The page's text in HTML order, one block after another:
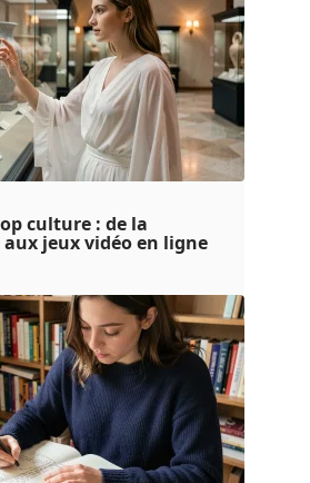
culture : de la
jeux vidéo en ligne